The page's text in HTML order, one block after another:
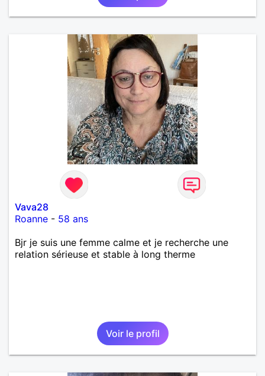
Vava28
Roanne - 58 ans
Bjr je suis une femme calme et je recherche une
relation sérieuse et stable à long therme
Voir le profil